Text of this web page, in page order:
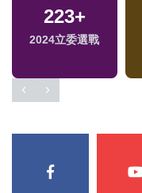
223+
2024立委選戰
1653+
藝文